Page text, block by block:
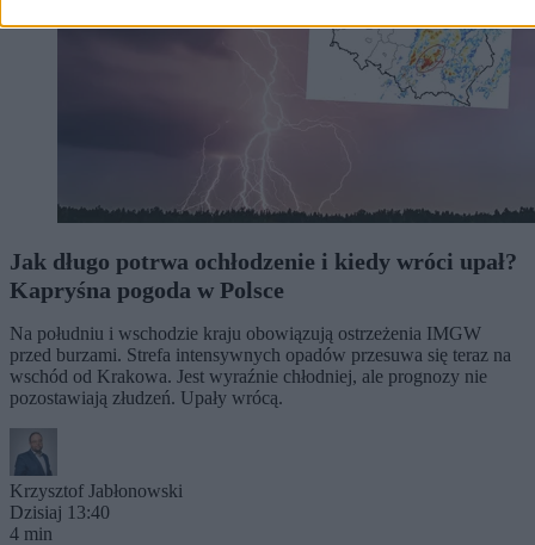
Jak długo potrwa ochłodzenie i kiedy wróci upał?
Kapryśna pogoda w Polsce
Na południu i wschodzie kraju obowiązują ostrzeżenia IMGW
przed burzami. Strefa intensywnych opadów przesuwa się teraz na
wschód od Krakowa. Jest wyraźnie chłodniej, ale prognozy nie
pozostawiają złudzeń. Upały wrócą.
Krzysztof Jabłonowski
Dzisiaj 13:40
4 min